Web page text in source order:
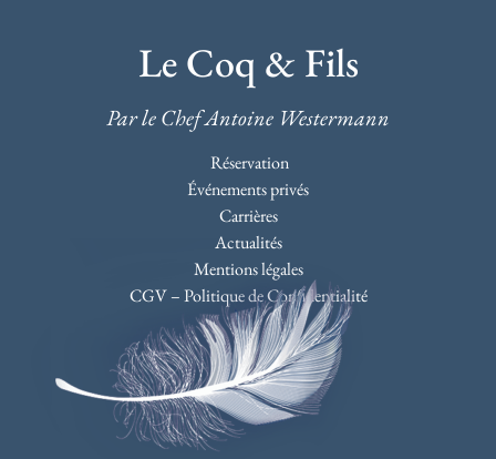
Le Coq & Fils
Par le Chef Antoine Westermann
Réservation
Événements privés
Carrières
Actualités
Mentions légales
CGV – Politique de Confidentialité